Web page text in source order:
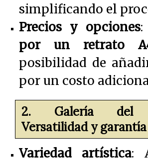
simplificando el
Precios y opciones:
por un retrato
posibilidad de
por un costo
2. Galería del
Versatilidad y
Variedad artística: